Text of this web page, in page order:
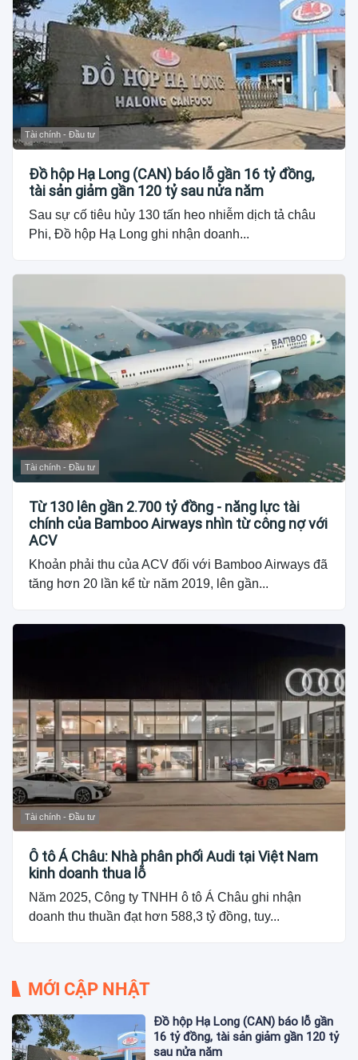
Tài chính - Đầu tư
Đồ hộp Hạ Long (CAN) báo lỗ gần 16 tỷ đồng,
tài sản giảm gần 120 tỷ sau nửa năm
Sau sự cố tiêu hủy 130 tấn heo nhiễm dịch tả châu
Phi, Đồ hộp Hạ Long ghi nhận doanh...
Tài chính - Đầu tư
Từ 130 lên gần 2.700 tỷ đồng - năng lực tài
chính của Bamboo Airways nhìn từ công nợ với
ACV
Khoản phải thu của ACV đối với Bamboo Airways đã
tăng hơn 20 lần kể từ năm 2019, lên gần...
Tài chính - Đầu tư
Ô tô Á Châu: Nhà phân phối Audi tại Việt Nam
kinh doanh thua lỗ
Năm 2025, Công ty TNHH ô tô Á Châu ghi nhận
doanh thu thuần đạt hơn 588,3 tỷ đồng, tuy...
MỚI CẬP NHẬT
Đồ hộp Hạ Long (CAN) báo lỗ gần
16 tỷ đồng, tài sản giảm gần 120 tỷ
sau nửa năm